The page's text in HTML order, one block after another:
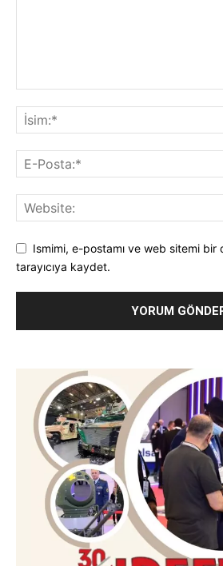
Ismimi, e-postamı ve web sitemi bir
tarayıcıya kaydet.